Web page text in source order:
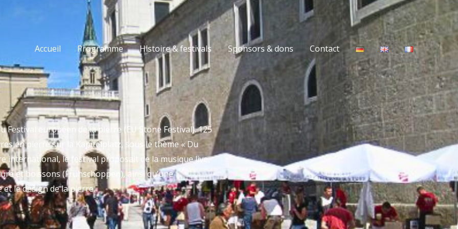
Accueil
Programme Histoire & festivals Sponsors & dons Contact
Festival européen de la pierre (EU Stone Festival). 125
en pierre sur la Kapitelplatz, sous le thème « Du
international, le festival proposait de la musique live,
et boissons (Frühschoppen), ainsi qu’une
le design de la pierre.